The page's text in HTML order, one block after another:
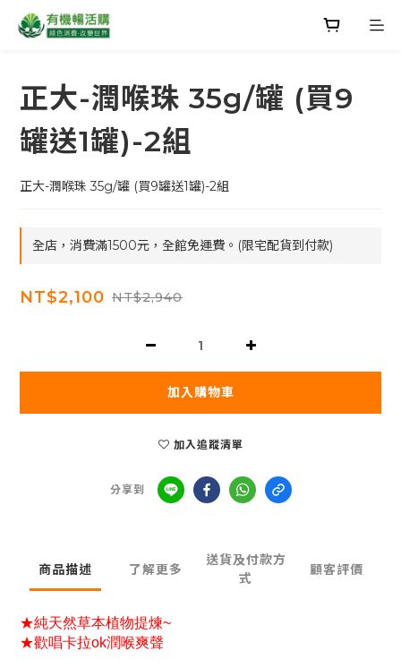
正大-潤喉珠 35g/罐 (買9
罐送1罐)-2組
正大-潤喉珠 35g/罐 (買9罐送1罐)-2組
全店，消費滿1500元，全館免運費。(限宅配貨到付款)
NT$2,100 NT$2,940
加入購物車
加入追蹤清單
分享到
商品描述 了解更多
送貨及付款方
式
顧客評價
★純天然草本植物提煉~
★歡唱卡拉ok潤喉爽聲